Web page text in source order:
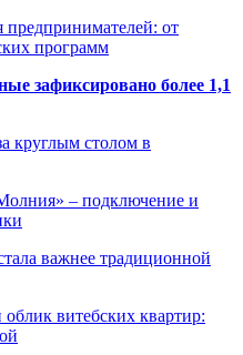
от
программ
зафиксировано более 1,1
круглым столом в
– подключение и
важнее традиционной
витебских квартир: